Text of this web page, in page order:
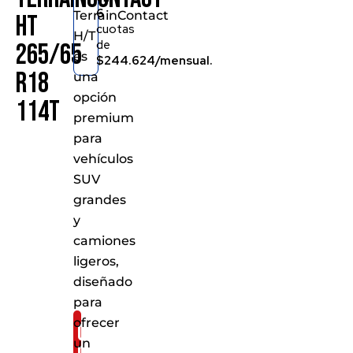
HT
265/65
R18
114T
Consíguelo
6
cuotas
de
$244.624/mensual.
TerrainContact
H/T
es
una
opción
premium
para
vehículos
SUV
grandes
y
camiones
ligeros,
diseñado
para
ofrecer
un